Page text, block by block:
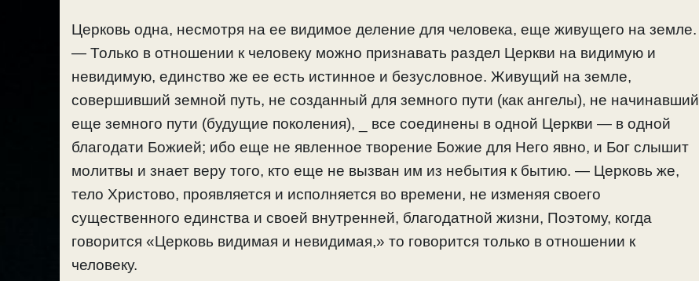
Церковь одна, несмотря на ее видимое деление для человека, еще живущего на земле.
— Только в отношении к человеку можно признавать раздел Церкви на видимую и
невидимую, единство же ее есть истинное и безусловное. Живущий на земле,
совершивший земной путь, не созданный для земного пути (как ангелы), не начинавший
еще земного пути (будущие поколения), _ все соединены в одной Церкви — в одной
благодати Божией; ибо еще не явленное творение Божие для Него явно, и Бог слышит
молитвы и знает веру того, кто еще не вызван им из небытия к бытию. — Церковь же,
тело Христово, проявляется и исполняется во времени, не изменяя своего
существенного единства и своей внутренней, благодатной жизни, Поэтому, когда
говорится «Церковь видимая и невидимая,» то говорится только в отношении к
человеку.